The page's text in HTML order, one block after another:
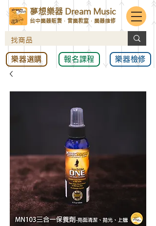
樂器選購 報名課程 樂器檢修
夢想樂器 Dream Music
台中樂器販售．音樂教室．樂器維修